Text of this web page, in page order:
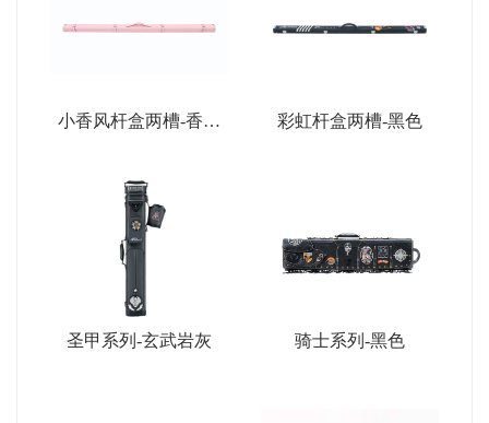
小香风杆盒两槽-香薰
彩虹杆盒两槽-黑色
圣甲系列-玄武岩灰 骑士系列-黑色